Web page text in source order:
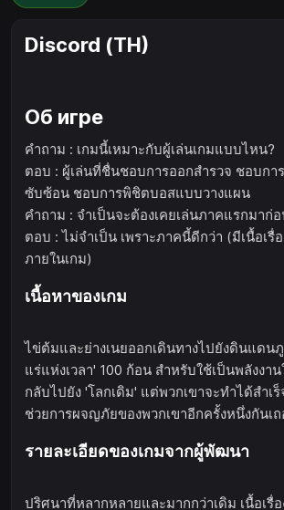
Discord (TH)
Об игре
คำถาม : เกมนี้เหมาะกับผู้เล่นเกมแบบไหน?
ตอบ : ผู้เล่นที่ชื่นชอบการออกสำรวจ ชอบกา
ซับซ้อน ชอบการพิชิตบอสแบบวางแผน
คำถาม : จำเป็นจะต้องเคยเล่นภาคแรกมาก่
ตอบ : ไม่จำเป็น เพราะภาคนี้ดีกว่า (มีเนื้อเรื่
ภายในเกม)
เนื้อหาของเกม
ไข่ต้มและย่างเนยออกเดินทางไปยังดินแดน
แร่แห่งเวลา' 100 ก้อน สำหรับใช้เป็นพลังงาน
กลับไปยัง 'โลกเดิม' แต่พวกเขาจะทำได้สำเ
ช่วยการผจญภัยของพวกเขาอีกครั้งหนึ่งกันเถ
รายละเอียดของเกมจากผู้พัฒนา
ปริศนาที่หลากหลายและมากกว่าเดิม เนื้อเรื่